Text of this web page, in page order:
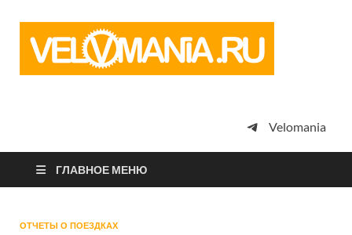
просто
Velomania
ГЛАВНОЕ МЕНЮ
ОТЧЕТЫ О ПОЕЗДКАХ